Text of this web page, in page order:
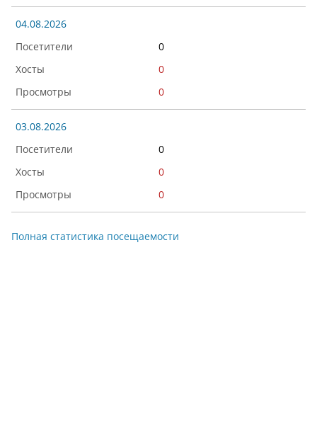
04.08.2026
0
0
0
03.08.2026
0
0
0
Полная статистика посещаемости